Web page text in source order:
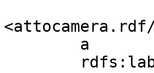
<attocamera.rdf/